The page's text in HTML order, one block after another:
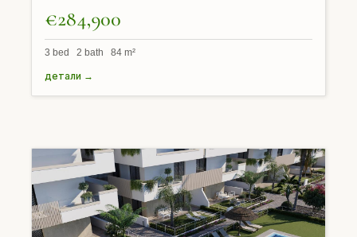
€284,900
3 bed 2 bath 84 m²
детали →